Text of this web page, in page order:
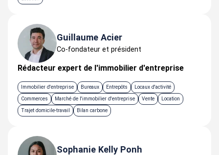
Guillaume Acier
Co-fondateur et président
Rédacteur expert de l'immobilier d'entreprise
Immobilier d'entreprise Bureaux Entrepôts
Locaux d'activité
Commerces
Marché de l'immobilier d'entreprise Vente
Location
Trajet domicile-travail
Bilan carbone
Sophanie Kelly Ponh